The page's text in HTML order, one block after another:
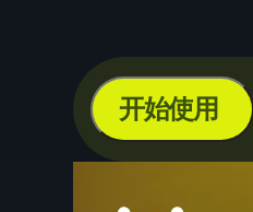
开始使用